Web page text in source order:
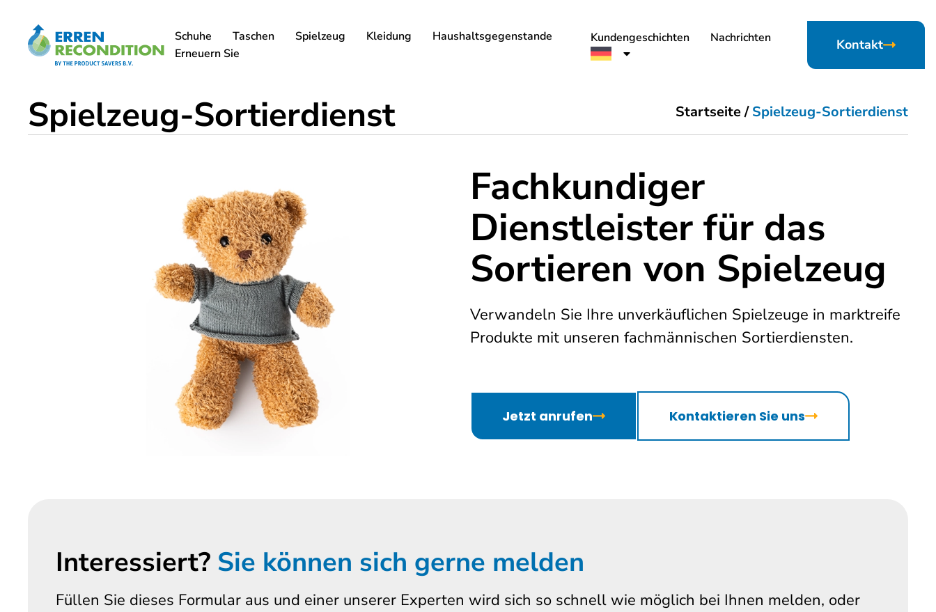
Schuhe Taschen Spielzeug Kleidung
Haushaltsgegenstande
Erneuern Sie
Kundengeschichten Nachrichten Kontakt
Spielzeug-Sortierdienst Startseite/Spielzeug-Sortierdienst
Fachkundiger
Dienstleister für das
Sortieren von Spielzeug
Verwandeln Sie Ihre unverkäuflichen Spielzeuge in marktreife
Produkte mit unseren fachmännischen Sortierdiensten.
Jetzt anrufen Kontaktieren Sie uns
Interessiert? Sie können sich gerne melden
Füllen Sie dieses Formular aus und einer unserer Experten wird sich so schnell wie möglich bei Ihnen melden, oder